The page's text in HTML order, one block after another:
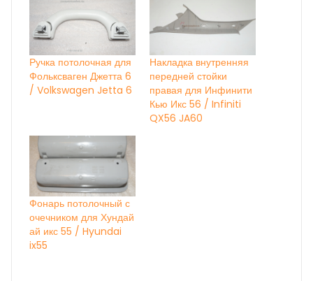
Ручка потолочная для
Фольксваген Джетта 6
/ Volkswagen Jetta 6
Накладка внутренняя
передней стойки
правая для Инфинити
Кью Икс 56 / Infiniti
QX56 JA60
Фонарь потолочный с
очечником для Хундай
ай икс 55 / Hyundai
ix55